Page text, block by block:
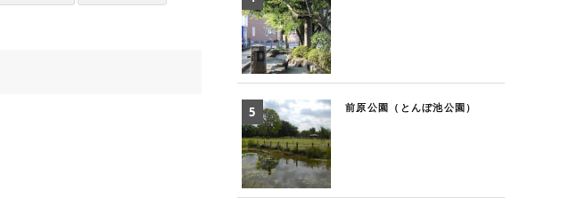
前原公園（とんぼ池公園）